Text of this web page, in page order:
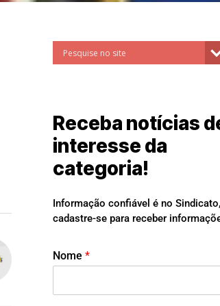
Receba notícias
interesse da
categoria!
Informação confiável é no Sindicato,
cadastre-se para receber
Nome *